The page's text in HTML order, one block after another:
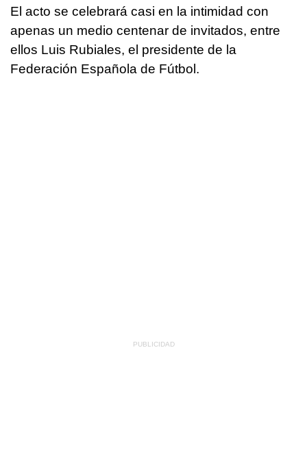
El acto se celebrará casi en la intimidad con
apenas un medio centenar de invitados, entre
ellos Luis Rubiales, el presidente de la
Federación Española de Fútbol.